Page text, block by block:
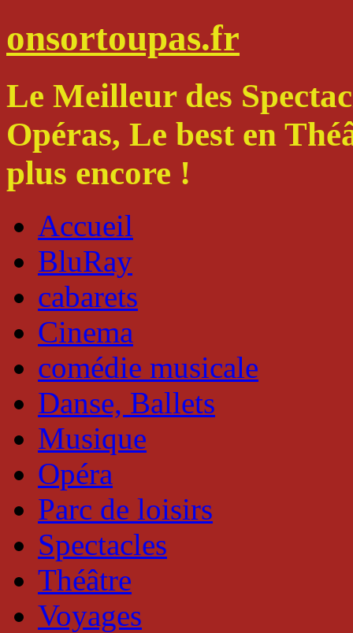
onsortoupas.fr
Le Meilleur des
Opéras, Le best en
plus encore !
Accueil
BluRay
cabarets
Cinema
comédie musicale
Danse, Ballets
Musique
Opéra
Parc de loisirs
Spectacles
Théâtre
Voyages